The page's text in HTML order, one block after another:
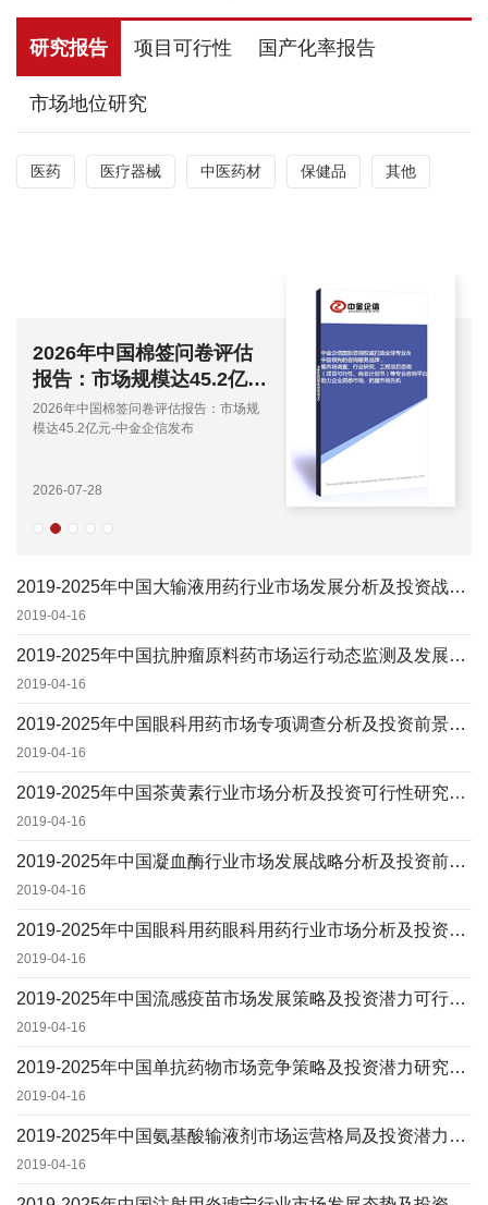
研究报告 项目可行性 国产化率报告
市场地位研究
医药 医疗器械 中医药材 保健品 其他
2026年中国棉签问卷评估
报告：市场规模达45.2亿
元-中金企信发布
2026年中国棉签问卷评估报告：市场规
模达45.2亿元-中金企信发布
2026-07-28
2019-2025年中国大输液用药行业市场发展分析及投资战略前景预测报告
2019-04-16
2019-2025年中国抗肿瘤原料药市场运行动态监测及发展前景投资预测报告
2019-04-16
2019-2025年中国眼科用药市场专项调查分析及投资前景预测报告
2019-04-16
2019-2025年中国茶黄素行业市场分析及投资可行性研究报告
2019-04-16
2019-2025年中国凝血酶行业市场发展战略分析及投资前景专项预测报告
2019-04-16
2019-2025年中国眼科用药眼科用药行业市场分析及投资前景研究预测报告
2019-04-16
2019-2025年中国流感疫苗市场发展策略及投资潜力可行性预测报告
2019-04-16
2019-2025年中国单抗药物市场竞争策略及投资潜力研究预测报告
2019-04-16
2019-2025年中国氨基酸输液剂市场运营格局及投资潜力研究预测报告
2019-04-16